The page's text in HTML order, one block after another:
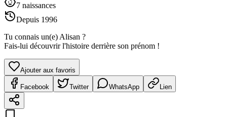
7 naissances
Depuis 1996
Tu connais un(e) Alisan ?
Fais-lui découvrir l'histoire derrière son prénom !
Ajouter aux favoris
Facebook Twitter WhatsApp Lien